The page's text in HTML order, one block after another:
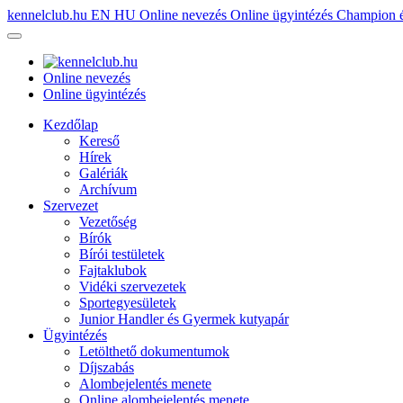
kennelclub.hu EN HU Online nevezés Online ügyintézés Champion
Online nevezés
Online ügyintézés
Kezdőlap
Kereső
Hírek
Galériák
Archívum
Szervezet
Vezetőség
Bírók
Bírói testületek
Fajtaklubok
Vidéki szervezetek
Sportegyesületek
Junior Handler és Gyermek kutyapár
Ügyintézés
Letölthető dokumentumok
Díjszabás
Alombejelentés menete
Online alombejelentés menete